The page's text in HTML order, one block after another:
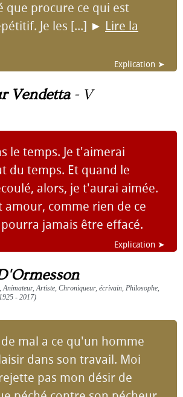
que procure ce qui est
Je les [...] ► Lire la
Explication ➤
Vendetta- V
le temps. Je t'aimerai
du temps. Et quand le
alors, je t'aurai aimée.
amour, comme rien de ce
jamais être effacé.
Explication ➤
Animateur, Artiste, Chroniqueur, écrivain, Philosophe,
- 2017)
mal a ce qu'un homme
dans son travail. Moi
pas mon désir de